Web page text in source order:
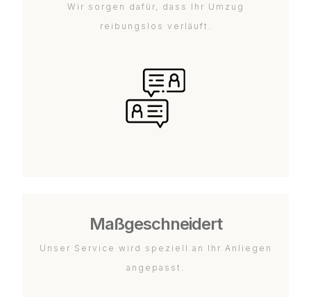
Wir sorgen dafür, dass Ihr Umzug
reibungslos verläuft.
Maßgeschneidert
Unser Service wird speziell an Ihr Anliegen
angepasst.